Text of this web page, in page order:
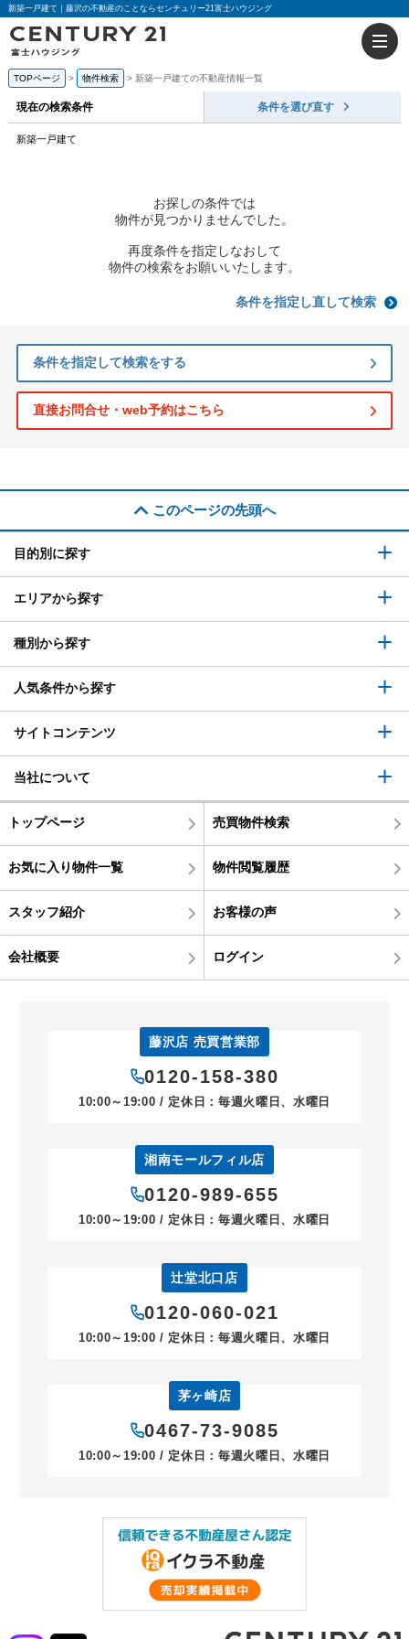
新築一戸建て｜藤沢の不動産のことならセンチュリー21富士ハウジング
TOPページ 物件検索 新築一戸建ての不動産情報一覧
現在の検索条件 条件を選び直す
新築一戸建て
お探しの条件では
物件が見つかりませんでした。
再度条件を指定しなおして
物件の検索をお願いいたします。
条件を指定し直して検索
条件を指定して検索をする
直接お問合せ・web予約はこちら
このページの先頭へ
目的別に探す
エリアから探す
種別から探す
人気条件から探す
サイトコンテンツ
当社について
トップページ 売買物件検索
お気に入り物件一覧 物件閲覧履歴
スタッフ紹介 お客様の声
会社概要 ログイン
藤沢店 売買営業部
0120-158-380
10:00～19:00 / 定休日：毎週火曜日、水曜日
湘南モールフィル店
0120-989-655
10:00～19:00 / 定休日：毎週火曜日、水曜日
辻堂北口店
0120-060-021
10:00～19:00 / 定休日：毎週火曜日、水曜日
茅ヶ崎店
0467-73-9085
10:00～19:00 / 定休日：毎週火曜日、水曜日